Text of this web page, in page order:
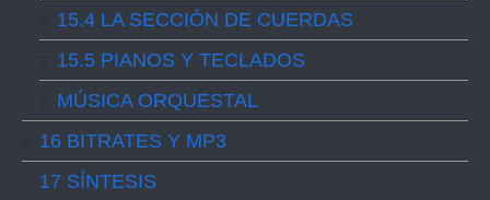
15.4 LA SECCIÓN DE CUERDAS
15.5 PIANOS Y TECLADOS
MÚSICA ORQUESTAL
16 BITRATES Y MP3
17 SÍNTESIS